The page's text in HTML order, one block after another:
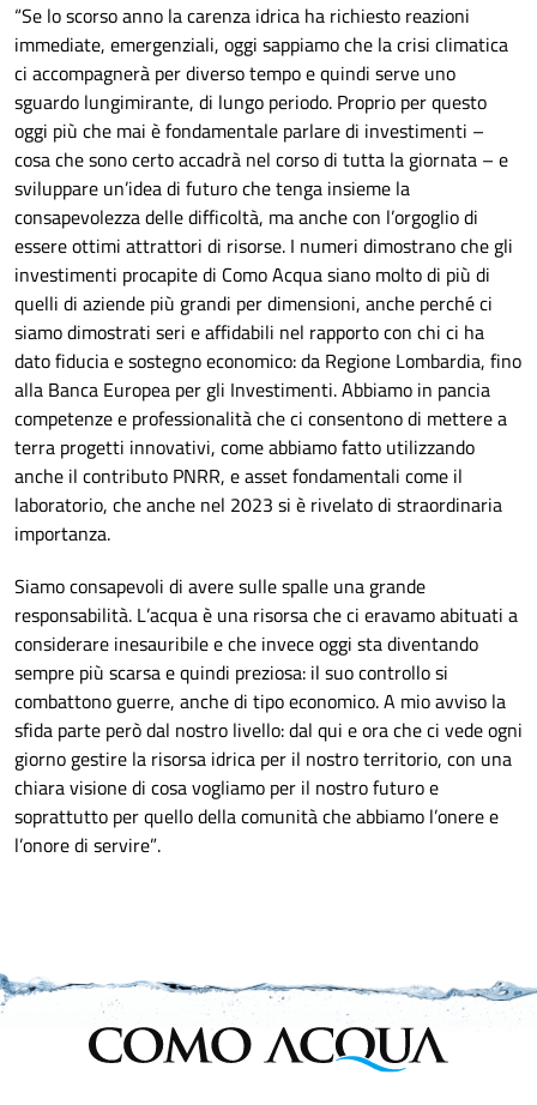
“Se lo scorso anno la carenza idrica ha richiesto reazioni
immediate, emergenziali, oggi sappiamo che la crisi climatica
ci accompagnerà per diverso tempo e quindi serve uno
sguardo lungimirante, di lungo periodo. Proprio per questo
oggi più che mai è fondamentale parlare di investimenti –
cosa che sono certo accadrà nel corso di tutta la giornata – e
sviluppare un’idea di futuro che tenga insieme la
consapevolezza delle difficoltà, ma anche con l’orgoglio di
essere ottimi attrattori di risorse. I numeri dimostrano che gli
investimenti procapite di Como Acqua siano molto di più di
quelli di aziende più grandi per dimensioni, anche perché ci
siamo dimostrati seri e affidabili nel rapporto con chi ci ha
dato fiducia e sostegno economico: da Regione Lombardia, fino
alla Banca Europea per gli Investimenti. Abbiamo in pancia
competenze e professionalità che ci consentono di mettere a
terra progetti innovativi, come abbiamo fatto utilizzando
anche il contributo PNRR, e asset fondamentali come il
laboratorio, che anche nel 2023 si è rivelato di straordinaria
importanza.
Siamo consapevoli di avere sulle spalle una grande
responsabilità. L’acqua è una risorsa che ci eravamo abituati a
considerare inesauribile e che invece oggi sta diventando
sempre più scarsa e quindi preziosa: il suo controllo si
combattono guerre, anche di tipo economico. A mio avviso la
sfida parte però dal nostro livello: dal qui e ora che ci vede ogni
giorno gestire la risorsa idrica per il nostro territorio, con una
chiara visione di cosa vogliamo per il nostro futuro e
soprattutto per quello della comunità che abbiamo l’onere e
l’onore di servire”.